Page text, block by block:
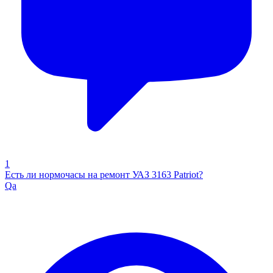
1
Есть ли нормочасы на ремонт УАЗ 3163 Patriot?
Qa